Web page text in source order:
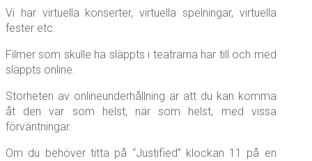
Vi har virtuella konserter, virtuella spelningar, virtuella
fester etc.
Filmer som skulle ha släppts i teatrarna har till och med
släppts online.
Storheten av onlineunderhållning är att du kan komma
åt den var som helst, när som helst, med vissa
förväntningar.
Om du behöver titta på “Justified” klockan 11 på en